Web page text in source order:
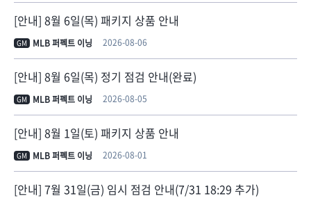
[안내] 8월 6일(목) 패키지 상품 안내
GM MLB 퍼펙트 이닝 2026-08-06
[안내] 8월 6일(목) 정기 점검 안내(완료)
GM MLB 퍼펙트 이닝 2026-08-05
[안내] 8월 1일(토) 패키지 상품 안내
GM MLB 퍼펙트 이닝 2026-08-01
[안내] 7월 31일(금) 임시 점검 안내(7/31 18:29 추가)